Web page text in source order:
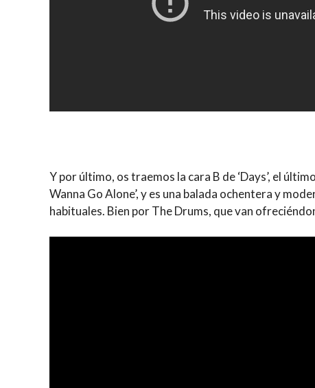
Y por último, os traemos la cara B de ‘Days’, el
Wanna Go Alone’, y es una balada ochentera y
habituales. Bien por The Drums, que van